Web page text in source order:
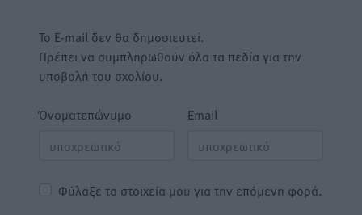
Το E-mail δεν θα δημοσιευτεί.
Πρέπει να συμπληρωθούν όλα τα πεδία για την
υποβολή του σχολίου.
Όνοματεπώνυμο Email
Φύλαξε τα στοιχεία μου για την επόμενη φορά.